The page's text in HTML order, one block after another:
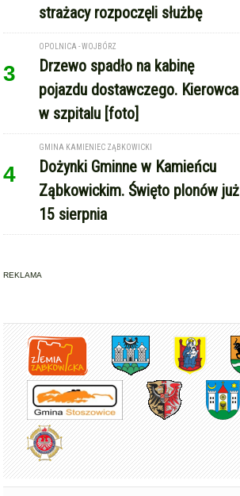
strażacy rozpoczęli służbę
3
OPOLNICA - WOJBÓRZ
Drzewo spadło na kabinę
pojazdu dostawczego. Kierowca
w szpitalu [foto]
4
GMINA KAMIENIEC ZĄBKOWICKI
Dożynki Gminne w Kamieńcu
Ząbkowickim. Święto plonów już
15 sierpnia
REKLAMA